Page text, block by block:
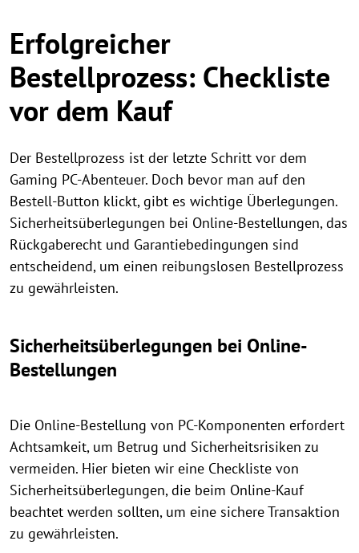
Erfolgreicher
Bestellprozess: Checkliste
vor dem Kauf
Der Bestellprozess ist der letzte Schritt vor dem
Gaming PC-Abenteuer. Doch bevor man auf den
Bestell-Button klickt, gibt es wichtige Überlegungen.
Sicherheitsüberlegungen bei Online-Bestellungen, das
Rückgaberecht und Garantiebedingungen sind
entscheidend, um einen reibungslosen Bestellprozess
zu gewährleisten.
Sicherheitsüberlegungen bei Online-
Bestellungen
Die Online-Bestellung von PC-Komponenten erfordert
Achtsamkeit, um Betrug und Sicherheitsrisiken zu
vermeiden. Hier bieten wir eine Checkliste von
Sicherheitsüberlegungen, die beim Online-Kauf
beachtet werden sollten, um eine sichere Transaktion
zu gewährleisten.